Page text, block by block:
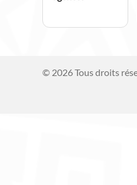
© 2026 Tous droits